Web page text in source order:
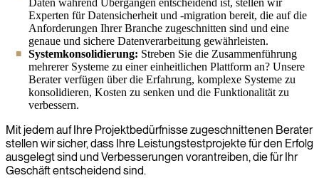
Experten für Datensicherheit und -migration bereit, die auf die
Anforderungen Ihrer Branche zugeschnitten sind und eine
genaue und sichere Datenverarbeitung gewährleisten.
Systemkonsolidierung: Streben Sie die Zusammenführung
mehrerer Systeme zu einer einheitlichen Plattform an? Unsere
Berater verfügen über die Erfahrung, komplexe Systeme zu
konsolidieren, Kosten zu senken und die Funktionalität zu
verbessern.
Mit jedem auf Ihre Projektbedürfnisse zugeschnittenen Berater
stellen wir sicher, dass Ihre Leistungstestprojekte für den Erfolg
ausgelegt sind und Verbesserungen vorantreiben, die für Ihr
Geschäft entscheidend sind.